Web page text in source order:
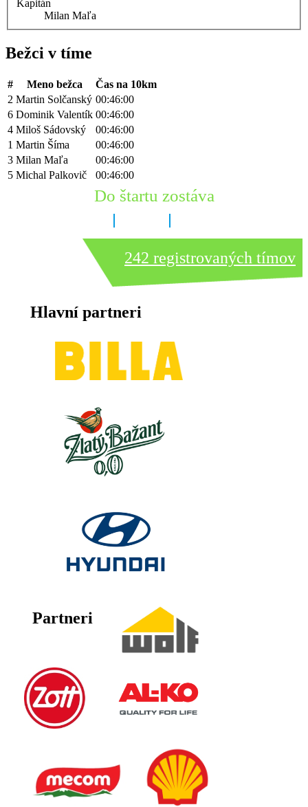
Kapitán
Milan Maľa
Bežci v tíme
# Meno bežca
Čas na 10km
2 Martin Solčanský 00:46:00
6 Dominik Valentík 00:46:00
4 Miloš Sádovský
00:46:00
1 Martin Šíma
00:46:00
3 Milan Maľa
00:46:00
5 Michal Palkovič 00:46:00
Do štartu zostáva
242 registrovaných tímov
Hlavní partneri
Partneri